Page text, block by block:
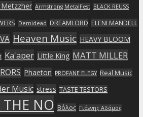
Armstrong MetalFest BLACK REUSS
Demidead DREAMLORD ELENI MANDELL
Heaven Music HEAVY BLOOM
Ka'aper Little King MATT MILLER
Phaeton PROFANE ELEGY Real Music
Music stress TASTE TESTORS
THE NO Βόλος Γιάννης Αδάμος